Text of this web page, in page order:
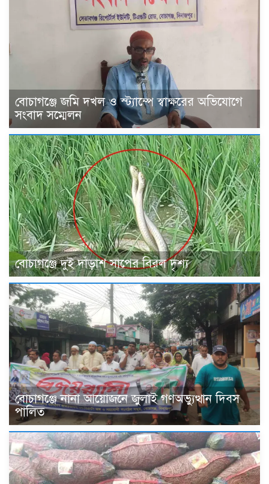
বোচাগঞ্জে জমি দখল ও স্ট্যাম্পে স্বাক্ষরের অভিযোগে
সংবাদ সম্মেলন
বোচাগঞ্জে দুই দাঁড়াশ সাপের বিরল দৃশ্য
বোচাগঞ্জে নানা আয়োজনে জুলাই গণঅভ্যুত্থান দিবস
পালিত